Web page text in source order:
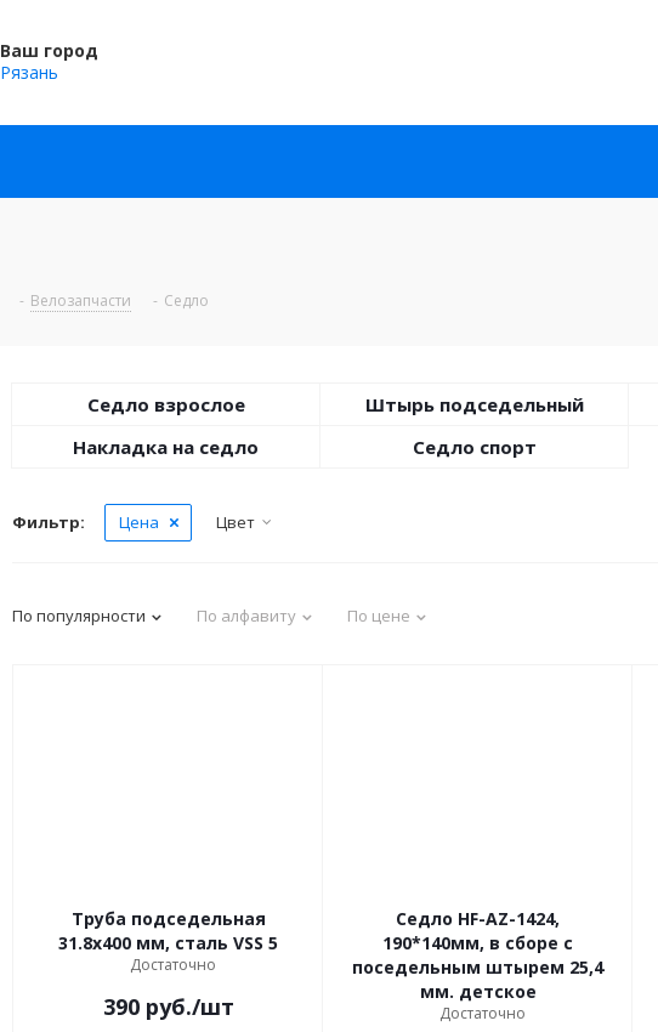
Ваш город
Рязань
- Велозапчасти - Седло
Седло взрослое Штырь подседельный
Накладка на седло
Седло спорт
Фильтр: Цена Цвет
По популярности По алфавиту По цене
Труба подседельная
31.8x400 мм, сталь VSS 5
Достаточно
390руб./шт
Седло HF-AZ-1424,
190*140мм, в сборе с
поседельным штырем 25,4
мм. детское
Достаточно